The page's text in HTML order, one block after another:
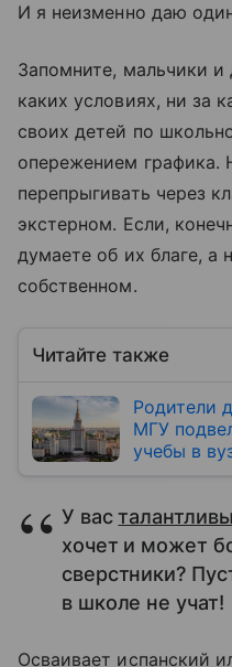
И я неизменно даю
Запомните, мальчики и
каких условиях, ни за
своих детей по
опережением графика.
перепрыгивать через
экстерном. Если,
думаете об их благе, а
собственном.
Читайте также
Родители
МГУ
учебы в
У вас
хочет и может
сверстники?
в школе не учат!
Осваивает испанский